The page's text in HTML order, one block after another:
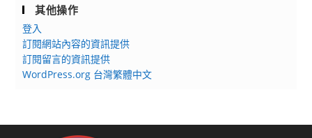
其他操作
登入
訂閱網站內容的資訊提供
訂閱留言的資訊提供
WordPress.org 台灣繁體中文